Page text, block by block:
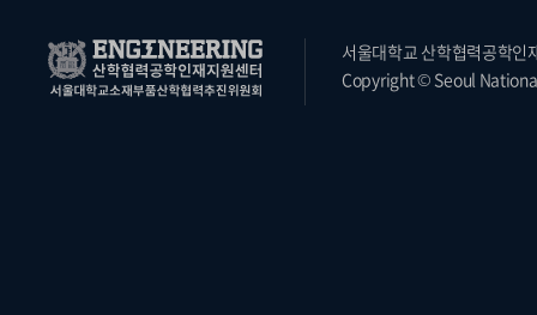
서울대학교 산학협력공학
Copyright © Seoul